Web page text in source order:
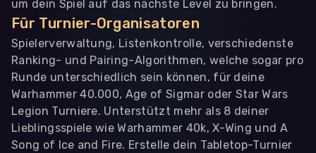
um dein Spiel auf das nächste Level zu bringen.
Für Turnier-Organisatoren
Spielerverwaltung, Listenkontrolle, verschiedenste
Ranking- und Pairing-Algorithmen, welche sogar pro
Runde unterschiedlich sein können, für deine
Warhammer 40.000, Age of Sigmar oder Star Wars
Legion Turniere. Unterstützt mehr als 8 deiner
Lieblingsspiele wie Warhammer 40k, X-Wing und A
Song of Ice and Fire. Erstelle dein Tabletop-Turnier